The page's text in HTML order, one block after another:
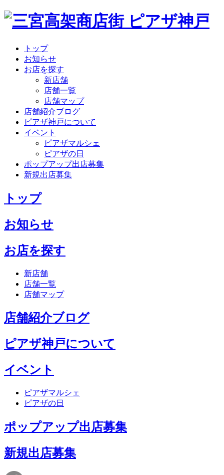
トップ
お知らせ
お店を探す
新店舗
店舗一覧
店舗マップ
店舗紹介ブログ
ピアザ神戸について
イベント
ピアザマルシェ
ピアザの日
ポップアップ出店募集
新規出店募集
トップ
お知らせ
お店を探す
新店舗
店舗一覧
店舗マップ
店舗紹介ブログ
ピアザ神戸について
イベント
ピアザマルシェ
ピアザの日
ポップアップ出店募集
新規出店募集